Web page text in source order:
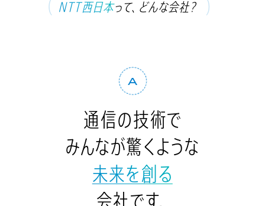
NTT西日本って、どんな会社？
A
通信の技術で
みんなが驚く ような
未来を創 る
会社です。